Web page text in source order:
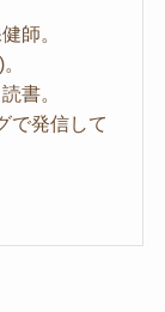
師。
書。
で発信して